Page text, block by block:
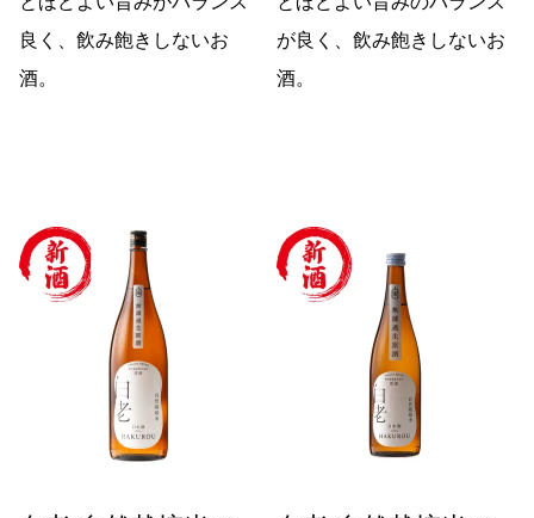
良く、飲み飽きしないお
酒。
が良く、飲み飽きしないお
酒。